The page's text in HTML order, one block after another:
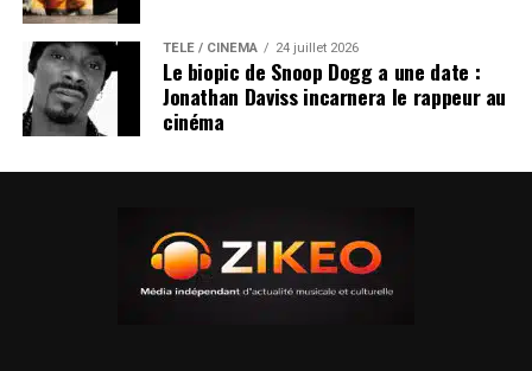
TÉLÉ / CINÉMA 24 juillet 2026
Le biopic de Snoop Dogg a une date :
Jonathan Daviss incarnera le rappeur au
cinéma